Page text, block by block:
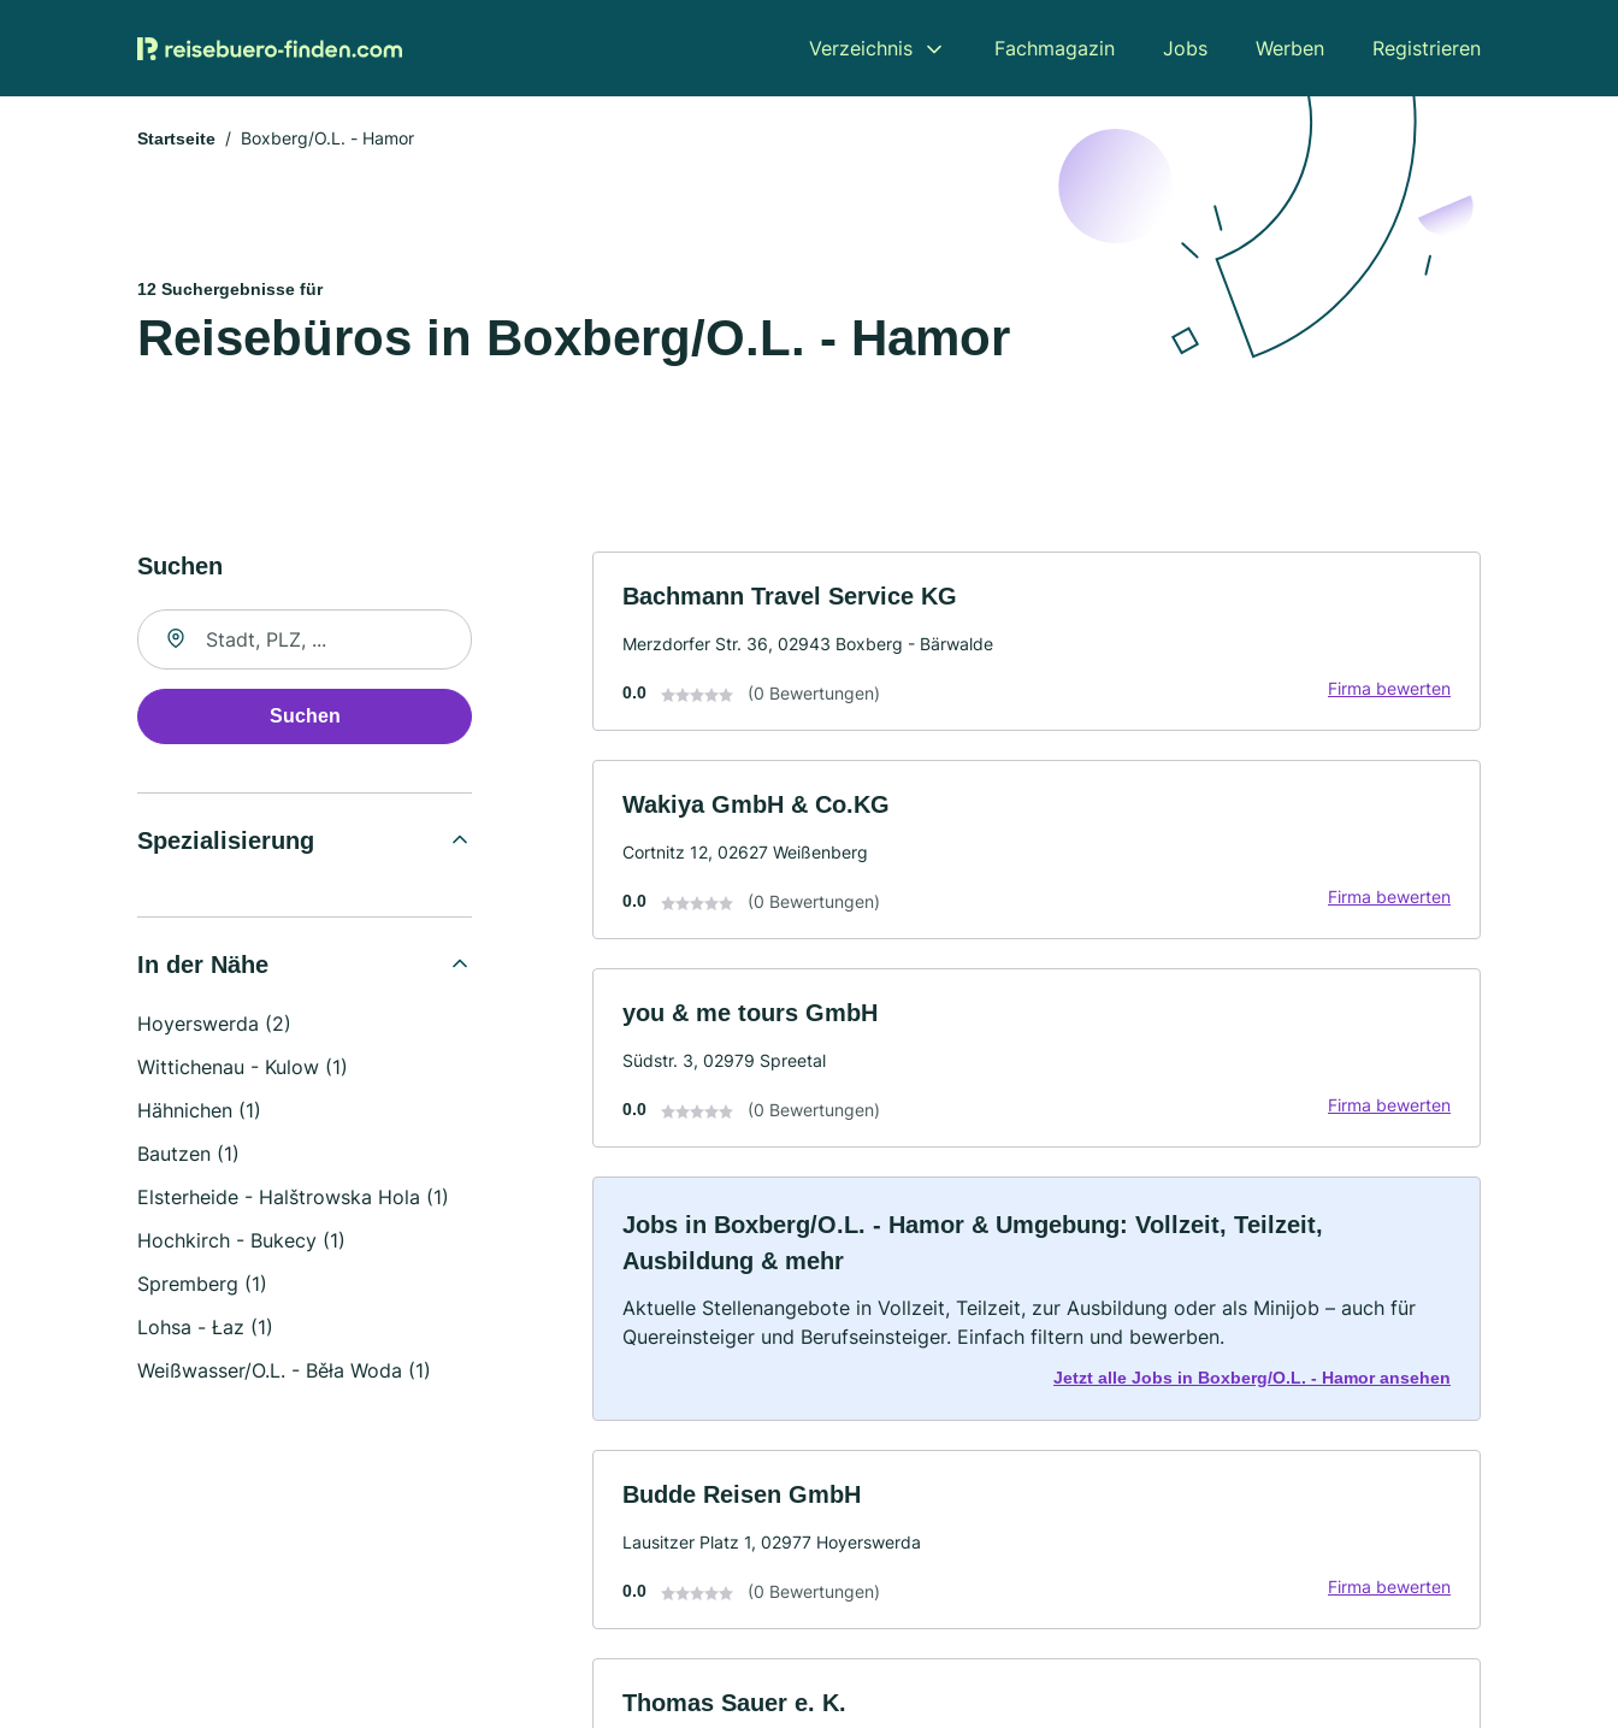
Verzeichnis Fachmagazin Jobs Werben Registrieren
Startseite Boxberg/O.L. - Hamor
12 Suchergebnisse für
Reisebüros in Boxberg/O.L. - Hamor
Suchen
Suche nach Ort
Suchen
Spezialisierung
In der Nähe
Hoyerswerda (2)
Wittichenau - Kulow (1)
Hähnichen (1)
Bautzen (1)
Elsterheide - Halštrowska Hola (1)
Hochkirch - Bukecy (1)
Spremberg (1)
Lohsa - Łaz (1)
Weißwasser/O.L. - Běła Woda (1)
Bachmann Travel Service KG
Merzdorfer Str. 36, 02943 Boxberg - Bärwalde
0.0 (0 Bewertungen) Firma bewerten
Wakiya GmbH & Co.KG
Cortnitz 12, 02627 Weißenberg
0.0 (0 Bewertungen) Firma bewerten
you & me tours GmbH
Südstr. 3, 02979 Spreetal
0.0 (0 Bewertungen) Firma bewerten
Jobs in Boxberg/O.L. - Hamor & Umgebung: Vollzeit, Teilzeit,
Ausbildung & mehr
Aktuelle Stellenangebote in Vollzeit, Teilzeit, zur Ausbildung oder als Minijob – auch für
Quereinsteiger und Berufseinsteiger. Einfach filtern und bewerben.
Jetzt alle Jobs in Boxberg/O.L. - Hamor ansehen
Budde Reisen GmbH
Lausitzer Platz 1, 02977 Hoyerswerda
0.0 (0 Bewertungen) Firma bewerten
Thomas Sauer e. K.